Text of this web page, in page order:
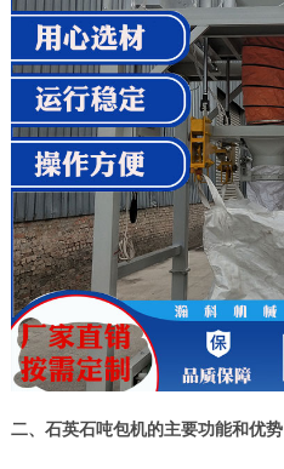
二、石英石吨包机的主要功能和优势